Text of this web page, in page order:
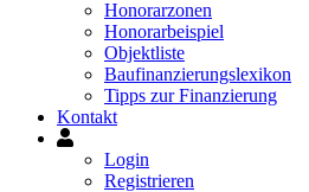
Honorarzonen
Honorarbeispiel
Objektliste
Baufinanzierungslexikon
Tipps zur Finanzierung
Kontakt
Mein
KontoLogin
Registrieren